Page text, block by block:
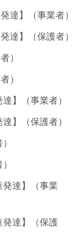
達】（事業者）
達】（保護者）
）
）
】（事業者）
】（保護者）
達】（事業
達】（保護